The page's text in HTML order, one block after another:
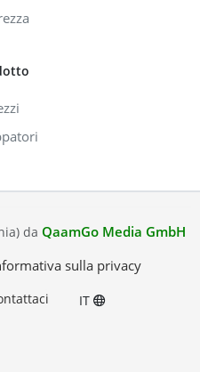
da QaamGo Media GmbH
sulla privacy
IT